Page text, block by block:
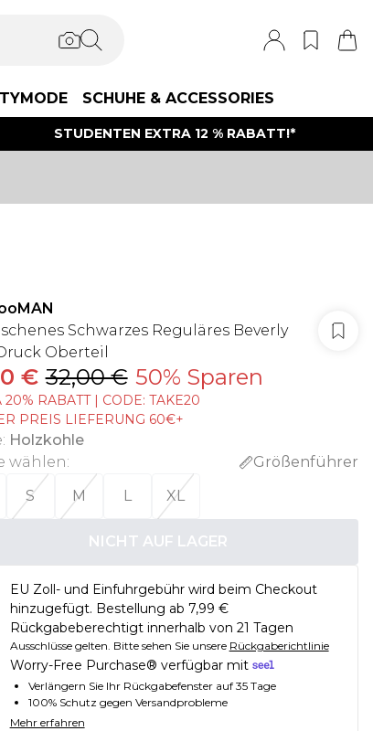
SCHUHE & ACCESSORIES
STUDENTEN EXTRA 12 % RABATT!*
Schwarzes Reguläres Beverly
Oberteil
€ 32,00 € 50% Sparen
20% RABATT | CODE: TAKE20
PREIS LIEFERUNG 60€+
: Holzkohle
wählen:
Größenführer
S M L XL
NICHT AUF LAGER
EU Zoll- und Einfuhrgebühr wird beim Checkout
hinzugefügt. Bestellung ab 7,99 €
Rückgabeberechtigt innerhalb von 21 Tagen
Ausschlüsse gelten. Bitte sehen Sie unsere Rückgaberichtlinie
Worry-Free Purchase® verfügbar mit
Verlängern Sie Ihr Rückgabefenster auf 35 Tage
100% Schutz gegen Versandprobleme
Mehr erfahren